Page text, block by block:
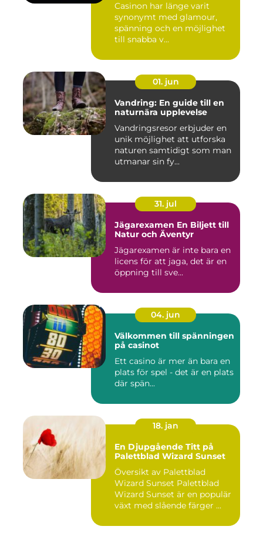
Casinon har länge varit
synonymt med glamour,
spänning och en möjlighet
till snabba v...
01. jun
Vandring: En guide till en
naturnära upplevelse
Vandringsresor erbjuder en
unik möjlighet att utforska
naturen samtidigt som man
utmanar sin fy...
31. jul
Jägarexamen En Biljett till
Natur och Äventyr
Jägarexamen är inte bara en
licens för att jaga, det är en
öppning till sve...
04. jun
Välkommen till spänningen
på casinot
Ett casino är mer än bara en
plats för spel - det är en plats
där spän...
18. jan
En Djupgående Titt på
Palettblad Wizard Sunset
Översikt av Palettblad
Wizard Sunset Palettblad
Wizard Sunset är en populär
växt med slående färger ...